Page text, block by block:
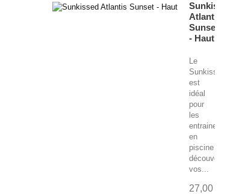
Sunkissed
Atlantis
Sunset
- Haut
Le
Sunkissed
est
idéal
pour
les
entrainements
en
piscine
découverte,
vos...
27,00 €